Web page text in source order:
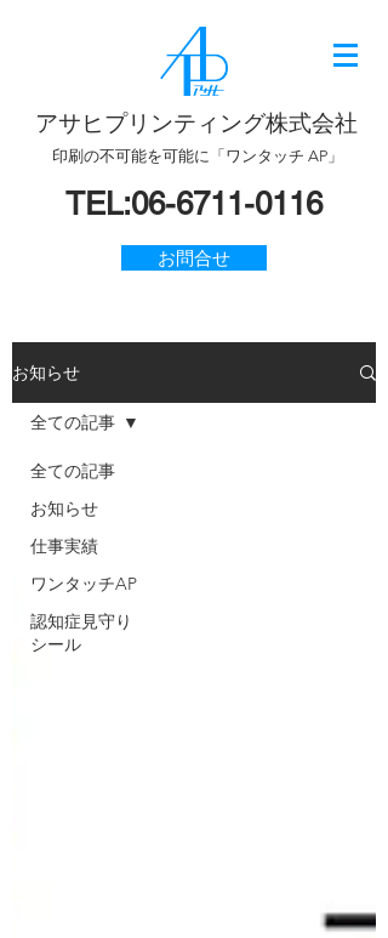
アサヒプリンティング株式会社
印刷の不可能を可能に「ワンタッチ AP」
TEL:06-6711-0116
お問合せ
お知らせ
全ての記事
お知らせ
仕事実績
ワンタッチAP
認知症見守り
シール
全ての記事